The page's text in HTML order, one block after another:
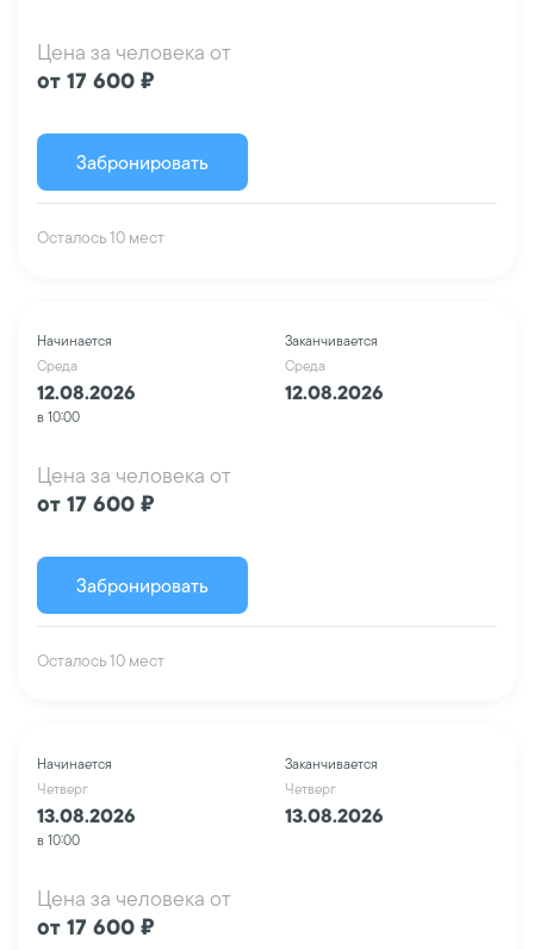
Цена за человека от
от 17 600 ₽
Забронировать
Осталось 10 мест
Начинается
Среда
12.08.2026
в 10:00
Заканчивается
Среда
12.08.2026
Цена за человека от
от 17 600 ₽
Забронировать
Осталось 10 мест
Начинается
Четверг
13.08.2026
в 10:00
Заканчивается
Четверг
13.08.2026
Цена за человека от
от 17 600 ₽